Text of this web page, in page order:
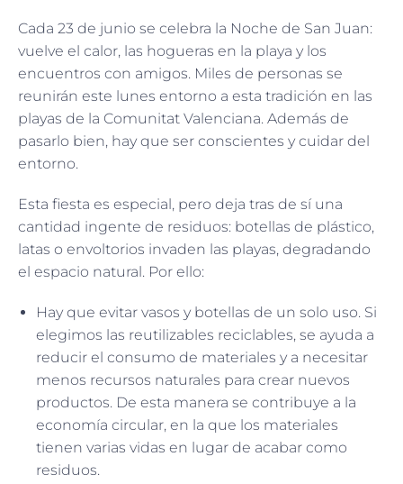
Cada 23 de junio se celebra la Noche de San Juan:
vuelve el calor, las hogueras en la playa y los
encuentros con amigos. Miles de personas se
reunirán este lunes entorno a esta tradición en las
playas de la Comunitat Valenciana. Además de
pasarlo bien, hay que ser conscientes y cuidar del
entorno.
Esta fiesta es especial, pero deja tras de sí una
cantidad ingente de residuos: botellas de plástico,
latas o envoltorios invaden las playas, degradando
el espacio natural. Por ello:
Hay que evitar vasos y botellas de un solo uso. Si
elegimos las reutilizables reciclables, se ayuda a
reducir el consumo de materiales y a necesitar
menos recursos naturales para crear nuevos
productos. De esta manera se contribuye a la
economía circular, en la que los materiales
tienen varias vidas en lugar de acabar como
residuos.